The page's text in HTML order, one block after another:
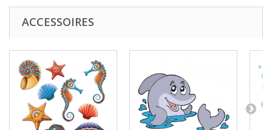
ACCESSOIRES